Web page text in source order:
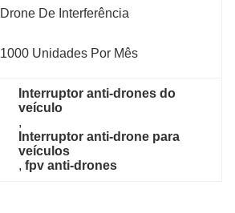
Drone De Interferência
1000 Unidades Por Mês
Interruptor anti-drones do
veículo
,
Interruptor anti-drone para
veículos
, fpv anti-drones